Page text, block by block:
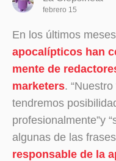
febrero 15
En los últimos
apocalípticos han
mente de
marketers.
tendremos
profesionalmente”y
algunas de las
responsable de la